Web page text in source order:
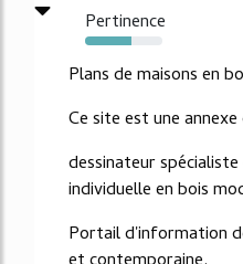
Pertinence
60%
Plans de maisons en
Ce site est une annexe
dessinateur
individuelle en bois
Portail d'information